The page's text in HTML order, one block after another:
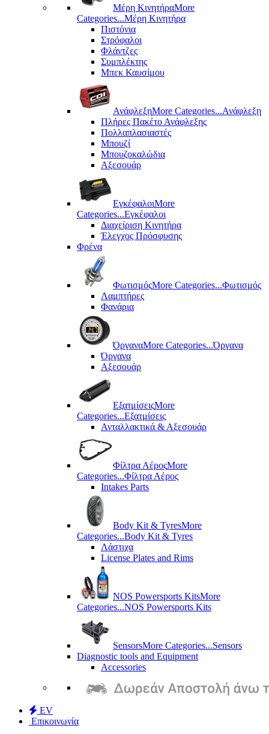
Μέρη KινητήραMore
Categories...Μέρη Kινητήρα
Πιστόνια
Στρόφαλοι
Φλάντζες
Συμπλέκτης
Μπεκ Καυσίμου
ΑνάφλεξηMore Categories...Ανάφλεξη
Πλήρες Πακέτο Ανάφλεξης
Πολλαπλασιαστές
Μπουζί
Μπουζοκαλώδια
Αξεσουάρ
ΕγκέφαλοιMore
Categories...Εγκέφαλοι
Διαχείριση Κινητήρα
Έλεγχος Πρόσφυσης
Φρένα
ΦωτισμόςMore Categories...Φωτισμός
Λαμπτήρες
Φανάρια
ΌργαναMore Categories...Όργανα
Όργανα
Αξεσουάρ
ΕξατμίσειςMore
Categories...Εξατμίσεις
Ανταλλακτικά & Αξεσουάρ
Φίλτρα ΑέροςMore
Categories...Φίλτρα Αέρος
Intakes Parts
Body Kit & TyresMore
Categories...Body Kit & Tyres
Λάστιχα
License Plates and Rims
NOS Powersports KitsMore
Categories...NOS Powersports Kits
SensorsMore Categories...Sensors
Diagnostic tools and Equipment
Accessories
EV
Επικοινωνία